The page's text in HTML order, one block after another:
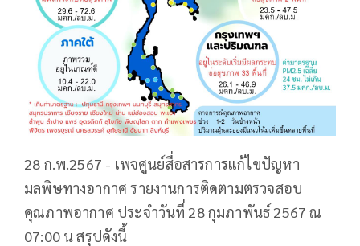
28 ก.พ.2567 - เพจศูนย์สื่อสารการแก้ไขปัญหา
มลพิษทางอากาศ รายงานการติดตามตรวจสอบ
คุณภาพอากาศ ประจำวันที่ 28 กุมภาพันธ์ 2567 ณ
07:00 น สรุปดังนี้